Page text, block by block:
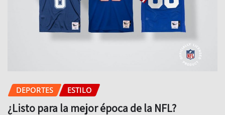
DEPORTES ESTILO
¿Listo para la mejor época de la NFL?